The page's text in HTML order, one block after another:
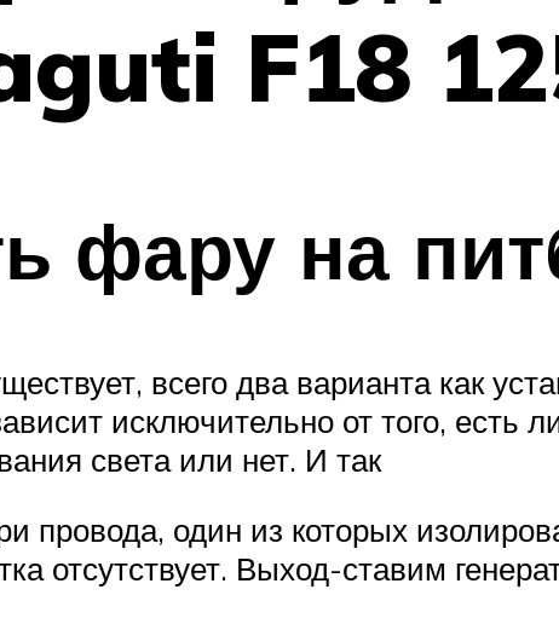
F18
фару на
всего два варианта как
исключительно от того, есть
света или нет. И так
провода, один из которых
отсутствует. Выход-ставим